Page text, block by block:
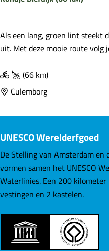
R
o
d
j
D
e
f
d
i
j
Als een lang, groen lint steekt
uit. Met deze mooie route
(66 km)
Culemborg
UNESCO Werelderfgoed
De Stelling van Amsterdam
vormen samen het UNESCO
Waterlinies. Een 200
vestingen en 2 kastelen.